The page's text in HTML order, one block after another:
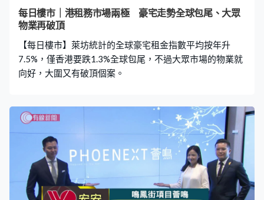
每日樓市｜港租務市場兩極 豪宅走勢全球包尾、大眾
物業再破頂
【每日樓市】萊坊統計的全球豪宅租金指數平均按年升
7.5%，僅香港要跌1.3%全球包尾，不過大眾市場的物業就
向好，大圍又有破頂個案。